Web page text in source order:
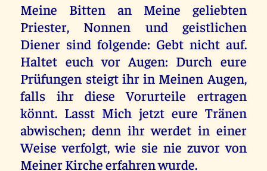
Meine Bitten an Meine geliebten
Priester, Nonnen und geistlichen
Diener sind folgende: Gebt nicht auf.
Haltet euch vor Augen: Durch eure
Prüfungen steigt ihr in Meinen Augen,
falls ihr diese Vorurteile ertragen
könnt. Lasst Mich jetzt eure Tränen
abwischen; denn ihr werdet in einer
Weise verfolgt, wie sie nie zuvor von
Meiner Kirche erfahren wurde.